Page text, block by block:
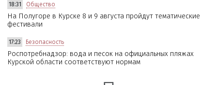
18:31 Общество
На Полугоре в Курске 8 и 9 августа пройдут тематические
фестивали
17:23 Безопасность
Роспотребнадзор: вода и песок на официальных пляжах
Курской области соответствуют нормам